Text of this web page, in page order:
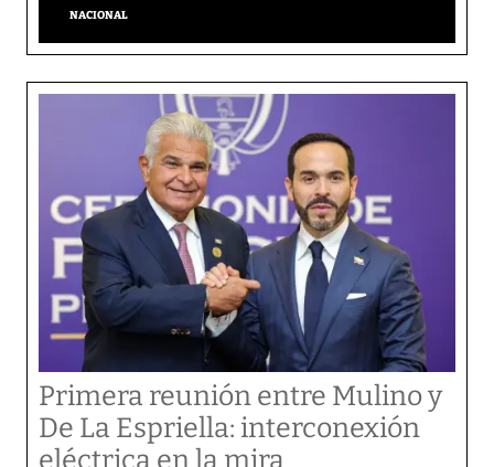
NACIONAL
Primera reunión entre Mulino y
De La Espriella: interconexión
eléctrica en la mira